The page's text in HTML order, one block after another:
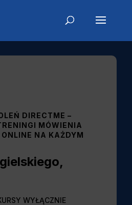
DIRECTME –
MÓWIENIA
ONLINE NA KAŻDYM
WYŁĄCZNIE